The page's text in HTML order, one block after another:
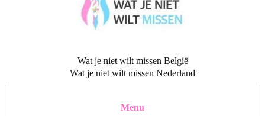
Wat je niet wilt missen België
Wat je niet wilt missen Nederland
Menu